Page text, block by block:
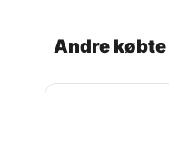
Andre købte